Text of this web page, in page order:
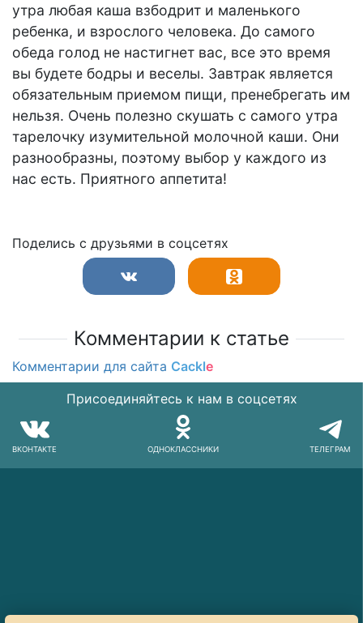
утра любая каша взбодрит и маленького
ребенка, и взрослого человека. До самого
обеда голод не настигнет вас, все это время
вы будете бодры и веселы. Завтрак является
обязательным приемом пищи, пренебрегать им
нельзя. Очень полезно скушать с самого утра
тарелочку изумительной молочной каши. Они
разнообразны, поэтому выбор у каждого из
нас есть. Приятного аппетита!
Поделись с друзьями в соцсетях
Комментарии к статье
Комментарии для сайта Cackle
Присоединяйтесь к нам в соцсетях
ВКОНТАКТЕ ОДНОКЛАССНИКИ ТЕЛЕГРАМ